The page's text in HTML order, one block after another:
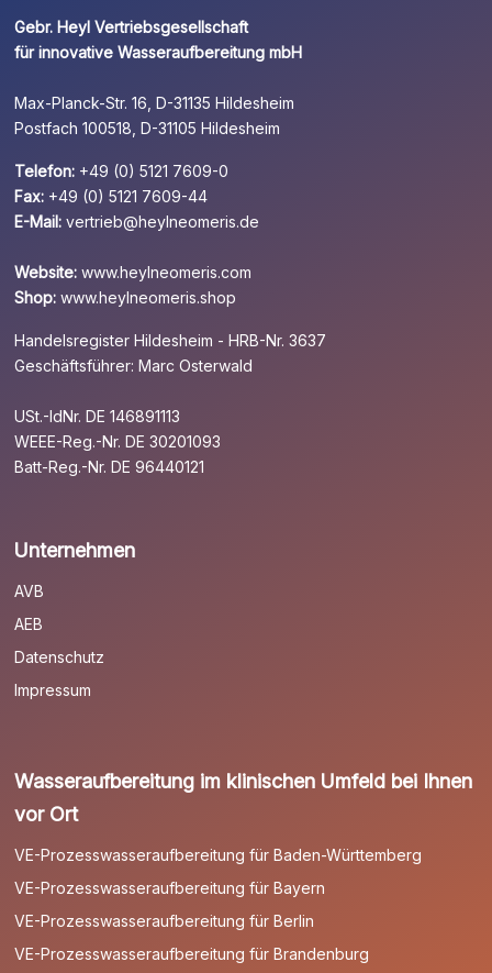
Gebr. Heyl Vertriebsgesellschaft
für innovative Wasseraufbereitung mbH
Max-Planck-Str. 16, D-31135 Hildesheim
Postfach 100518, D-31105 Hildesheim
Telefon: +49 (0) 5121 7609-0
Fax: +49 (0) 5121 7609-44
E-Mail: vertrieb@heylneomeris.de
Website: www.heylneomeris.com
Shop: www.heylneomeris.shop
Handelsregister Hildesheim - HRB-Nr. 3637
Geschäftsführer: Marc Osterwald
USt.-IdNr. DE 146891113
WEEE-Reg.-Nr. DE 30201093
Batt-Reg.-Nr. DE 96440121
Unternehmen
AVB
AEB
Datenschutz
Impressum
Wasseraufbereitung im klinischen Umfeld bei Ihnen
vor Ort
VE-Prozesswasseraufbereitung für Baden-Württemberg
VE-Prozesswasseraufbereitung für Bayern
VE-Prozesswasseraufbereitung für Berlin
VE-Prozesswasseraufbereitung für Brandenburg